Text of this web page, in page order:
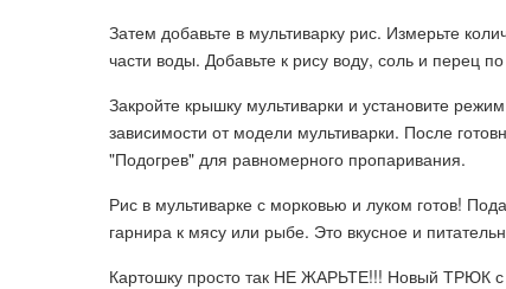
Затем добавьте в мультиварку рис. Измерьте
части воды. Добавьте к рису воду, соль и перец
Закройте крышку мультиварки и установите
зависимости от модели мультиварки. После
"Подогрев" для равномерного пропаривания.
Рис в мультиварке с морковью и луком готов!
гарнира к мясу или рыбе. Это вкусное и
Картошку просто так НЕ ЖАРЬТЕ!!! Новый ТРЮК с